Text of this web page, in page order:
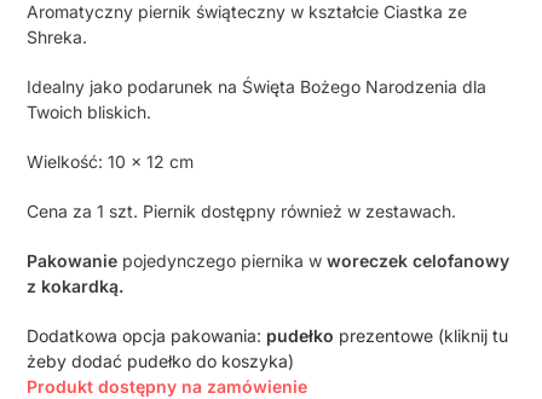
Aromatyczny piernik świąteczny w kształcie Ciastka ze
Shreka.
Idealny jako podarunek na Święta Bożego Narodzenia dla
Twoich bliskich.
Wielkość: 10 x 12 cm
Cena za 1 szt. Piernik dostępny również w zestawach.
Pakowanie pojedynczego piernika wworeczek celofanowy
z kokardką.
Dodatkowa opcja pakowania: pudełko prezentowe (kliknij tu
żeby dodać pudełko do koszyka)
Produkt dostępny na zamówienie